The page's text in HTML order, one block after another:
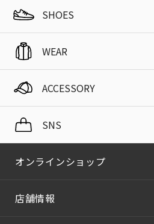
SHOES
WEAR
ACCESSORY
SNS
オンラインショップ
店舗情報